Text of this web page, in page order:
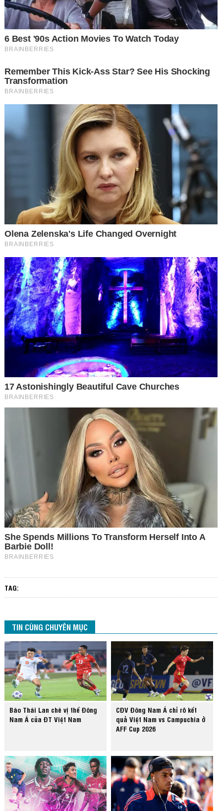
TAG:
TIN CÙNG CHUYÊN MỤC
Báo Thái Lan chê vị thế Đông
Nam Á của ĐT Việt Nam
CĐV Đông Nam Á chỉ rõ kết
quả Việt Nam vs Campuchia ở
AFF Cup 2026